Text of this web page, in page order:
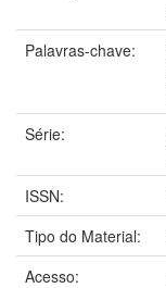
Palavras-chave:
Série:
ISSN:
Tipo do Material:
Acesso: